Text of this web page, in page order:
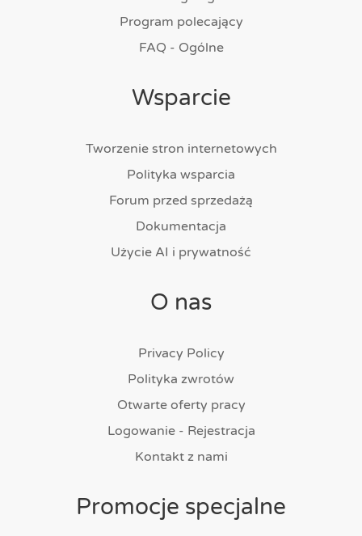
Program polecający
FAQ - Ogólne
Wsparcie
Tworzenie stron internetowych
Polityka wsparcia
Forum przed sprzedażą
Dokumentacja
Użycie AI i prywatność
O nas
Privacy Policy
Polityka zwrotów
Otwarte oferty pracy
Logowanie - Rejestracja
Kontakt z nami
Promocje specjalne